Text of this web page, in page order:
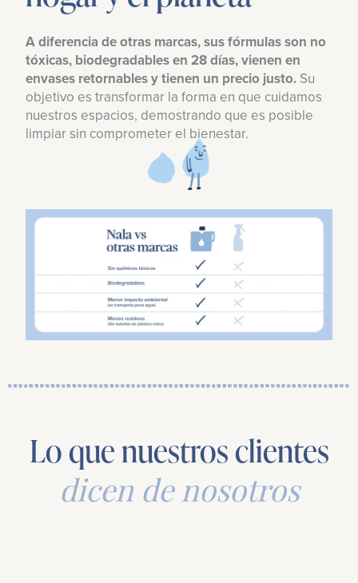
A diferencia de otras marcas, sus fórmulas son no
tóxicas, biodegradables en 28 días, vienen en
envases retornables y tienen un precio justo. Su
objetivo es transformar la forma en que cuidamos
nuestros espacios, demostrando que es posible
limpiar sin comprometer el bienestar.
Lo que nuestros clientes
dicen de nosotros